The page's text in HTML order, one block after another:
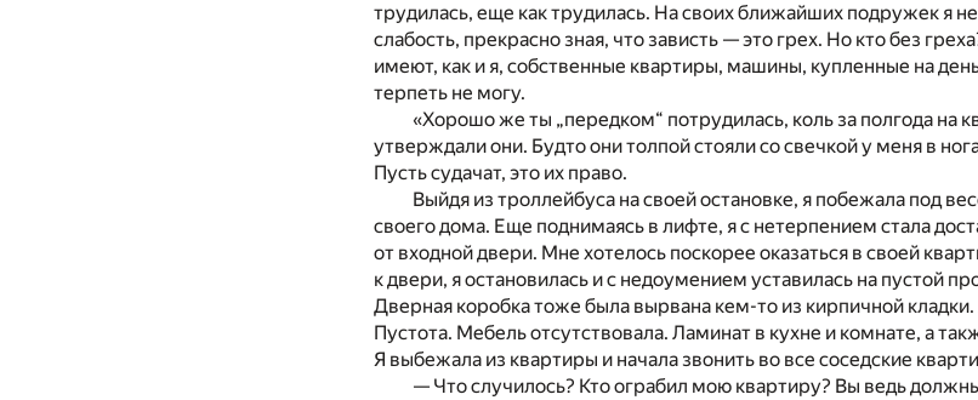
трудилась, еще как трудилась. На своих ближайших подружек я
слабость, прекрасно зная, что зависть — это грех. Но кто без
имеют, как и я, собственные квартиры, машины, купленные на
терпеть не могу.
«Хорошо же ты „передком“ потрудилась, коль за полгода на
утверждали они. Будто они толпой стояли со свечкой у меня в
Пусть судачат, это их право.
Выйдя из троллейбуса на своей остановке, я побежала под
своего дома. Еще поднимаясь в лифте, я с нетерпением стала
от входной двери. Мне хотелось поскорее оказаться в своей
к двери, я остановилась и с недоумением уставилась на пустой
Дверная коробка тоже была вырвана кем-то из кирпичной
Пустота. Мебель отсутствовала. Ламинат в кухне и комнате, а
Я выбежала из квартиры и начала звонить во все соседские
— Что случилось? Кто ограбил мою квартиру? Вы ведь